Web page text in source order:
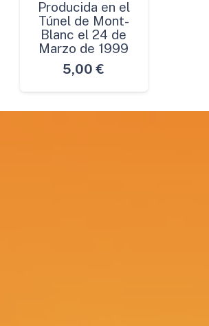
Producida en el
Túnel de Mont-
Blanc el 24 de
Marzo de 1999
5,00 €